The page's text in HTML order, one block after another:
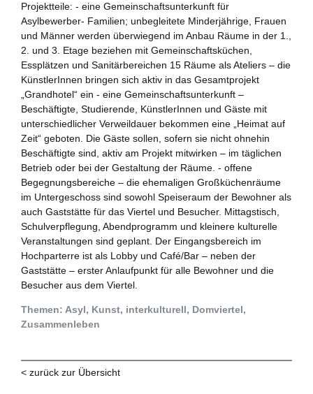
Projektteile: - eine Gemeinschaftsunterkunft für
Asylbewerber- Familien; unbegleitete Minderjährige, Frauen
und Männer werden überwiegend im Anbau Räume in der 1.,
2. und 3. Etage beziehen mit Gemeinschaftsküchen,
Essplätzen und Sanitärbereichen 15 Räume als Ateliers – die
KünstlerInnen bringen sich aktiv in das Gesamtprojekt
„Grandhotel“ ein - eine Gemeinschaftsunterkunft –
Beschäftigte, Studierende, KünstlerInnen und Gäste mit
unterschiedlicher Verweildauer bekommen eine „Heimat auf
Zeit“ geboten. Die Gäste sollen, sofern sie nicht ohnehin
Beschäftigte sind, aktiv am Projekt mitwirken – im täglichen
Betrieb oder bei der Gestaltung der Räume. - offene
Begegnungsbereiche – die ehemaligen Großküchenräume
im Untergeschoss sind sowohl Speiseraum der Bewohner als
auch Gaststätte für das Viertel und Besucher. Mittagstisch,
Schulverpflegung, Abendprogramm und kleinere kulturelle
Veranstaltungen sind geplant. Der Eingangsbereich im
Hochparterre ist als Lobby und Café/Bar – neben der
Gaststätte – erster Anlaufpunkt für alle Bewohner und die
Besucher aus dem Viertel.
Themen: Asyl, Kunst, interkulturell, Domviertel,
Zusammenleben
< zurück zur Übersicht